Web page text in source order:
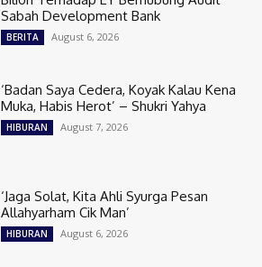
Sabah Development Bank
BERITA August 6, 2026
‘Badan Saya Cedera, Koyak Kalau Kena
Muka, Habis Herot’ – Shukri Yahya
HIBURAN August 7, 2026
‘Jaga Solat, Kita Ahli Syurga Pesan
Allahyarham Cik Man’
HIBURAN August 6, 2026